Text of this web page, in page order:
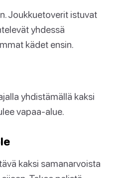
Joukkuetoverit istuvat
yhdessä
kädet ensin.
yhdistämällä kaksi
vapaa-alue.
kaksi samanarvoista